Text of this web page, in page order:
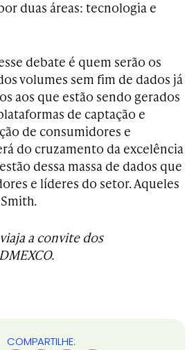
duas áreas: tecnologia e
debate é quem serão os
volumes sem fim de dados já
aos que estão sendo gerados
de captação e
de consumidores e
do cruzamento da excelência
dessa massa de dados que
e líderes do setor. Aqueles
a convite dos
COMPARTILHE: